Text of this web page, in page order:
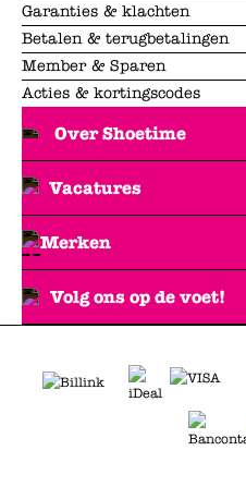
Garanties & klachten
Betalen & terugbetalingen
Member & Sparen
Acties & kortingscodes
Over Shoetime
Vacatures
Merken
Volg ons op de voet!